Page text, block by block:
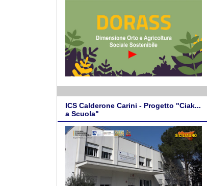
ICS Calderone Carini - Progetto "Ciak...
a Scuola"